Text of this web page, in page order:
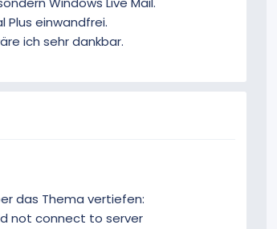
Plus einwandfrei.
ich sehr dankbar.
das Thema vertiefen:
not connect to server